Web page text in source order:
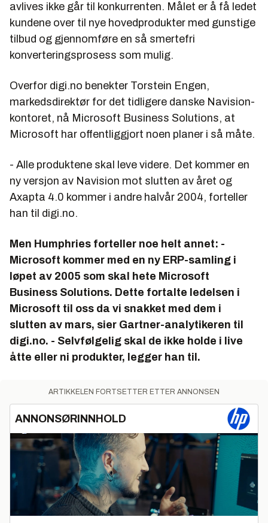
avlives ikke går til konkurrenten. Målet er å få ledet
kundene over til nye hovedprodukter med gunstige
tilbud og gjennomføre en så smertefri
konverteringsprosess som mulig.
Overfor digi.no benekter Torstein Engen,
markedsdirektør for det tidligere danske Navision-
kontoret, nå Microsoft Business Solutions, at
Microsoft har offentliggjort noen planer i så måte.
- Alle produktene skal leve videre. Det kommer en
ny versjon av Navision mot slutten av året og
Axapta 4.0 kommer i andre halvår 2004, forteller
han til digi.no.
Men Humphries forteller noe helt annet: -
Microsoft kommer med en ny ERP-samling i
løpet av 2005 som skal hete Microsoft
Business Solutions. Dette fortalte ledelsen i
Microsoft til oss da vi snakket med dem i
slutten av mars, sier Gartner-analytikeren til
digi.no. - Selvfølgelig skal de ikke holde i live
åtte eller ni produkter, legger han til.
ARTIKKELEN FORTSETTER ETTER ANNONSEN
ANNONSØRINNHOLD